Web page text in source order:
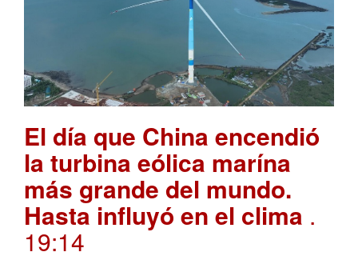
El día que China encendió
la turbina eólica marína
más grande del mundo.
Hasta influyó en el clima .
19:14